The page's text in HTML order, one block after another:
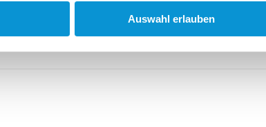
Auswahl erlauben